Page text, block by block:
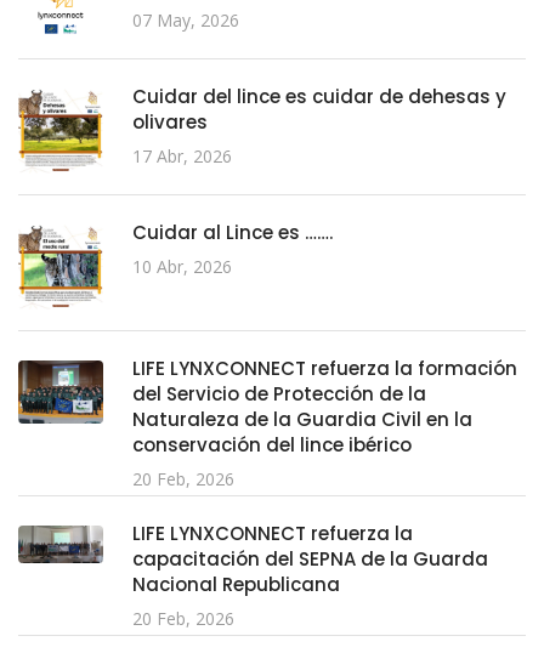
07 May, 2026
Cuidar del lince es cuidar de dehesas y
olivares
17 Abr, 2026
Cuidar al Lince es …….
10 Abr, 2026
LIFE LYNXCONNECT refuerza la formación
del Servicio de Protección de la
Naturaleza de la Guardia Civil en la
conservación del lince ibérico
20 Feb, 2026
LIFE LYNXCONNECT refuerza la
capacitación del SEPNA de la Guarda
Nacional Republicana
20 Feb, 2026